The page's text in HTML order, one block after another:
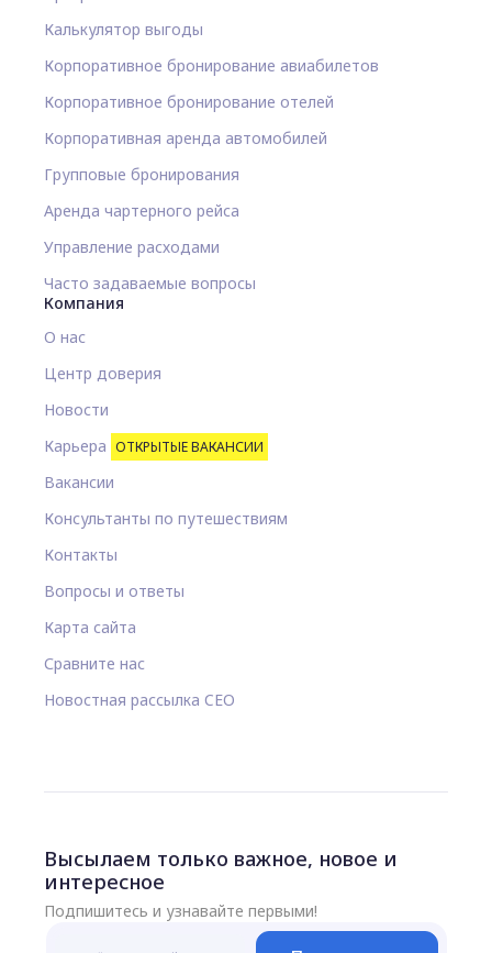
Калькулятор выгоды
Корпоративное бронирование авиабилетов
Корпоративное бронирование отелей
Корпоративная аренда автомобилей
Групповые бронирования
Аренда чартерного рейса
Управление расходами
Часто задаваемые вопросы
Компания
О нас
Центр доверия
Новости
Карьера ОТКРЫТЫЕ ВАКАНСИИ
Вакансии
Консультанты по путешествиям
Контакты
Вопросы и ответы
Карта сайта
Сравните нас
Новостная рассылка CEO
Высылаем только важное, новое и
интересное
Подпишитесь и узнавайте первыми!